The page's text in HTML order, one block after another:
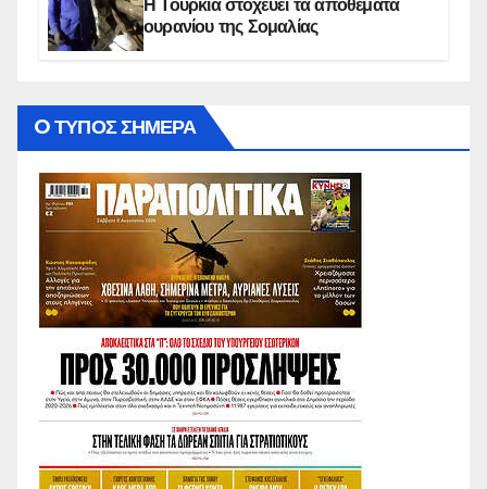
Η Τουρκία στοχεύει τα αποθέματα
ουρανίου της Σομαλίας
O ΤΥΠΟΣ ΣΗΜΕΡΑ